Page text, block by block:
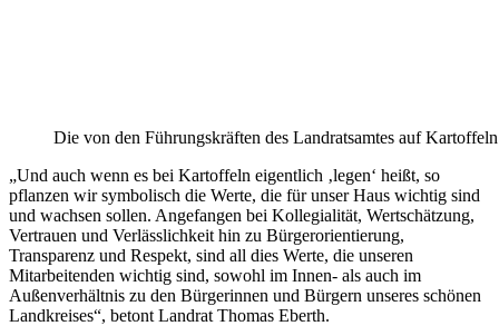
Die von den Führungskräften des Landratsamtes auf
„Und auch wenn es bei Kartoffeln eigentlich ‚legen‘ heißt, so
pflanzen wir symbolisch die Werte, die für unser Haus wichtig sind
und wachsen sollen. Angefangen bei Kollegialität, Wertschätzung,
Vertrauen und Verlässlichkeit hin zu Bürgerorientierung,
Transparenz und Respekt, sind all dies Werte, die unseren
Mitarbeitenden wichtig sind, sowohl im Innen- als auch im
Außenverhältnis zu den Bürgerinnen und Bürgern unseres schönen
Landkreises“, betont Landrat Thomas Eberth.